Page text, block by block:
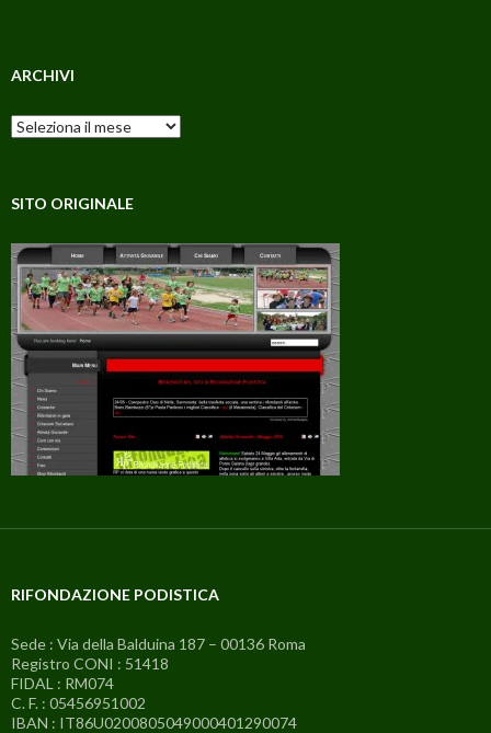
ARCHIVI
Archivi
SITO ORIGINALE
RIFONDAZIONE PODISTICA
Sede : Via della Balduina 187 – 00136 Roma
Registro CONI : 51418
FIDAL : RM074
C. F. : 05456951002
IBAN : IT86U0200805049000401290074